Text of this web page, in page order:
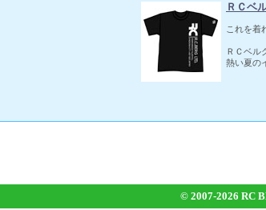
ＲＣベ
これを着
ＲＣベル
熱い夏の
© 2007-2026 RC